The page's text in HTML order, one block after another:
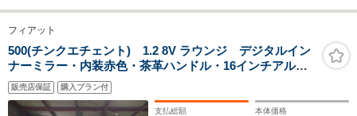
フィアット
500(チンクエチェント) 1.2 8V ラウンジ デジタルイン
ナーミラー・内装赤色・茶革ハンドル・16インチアル
ミ・ガラスルーフ・ETC
販売店保証 購入プラン付
支払総額 本体価格